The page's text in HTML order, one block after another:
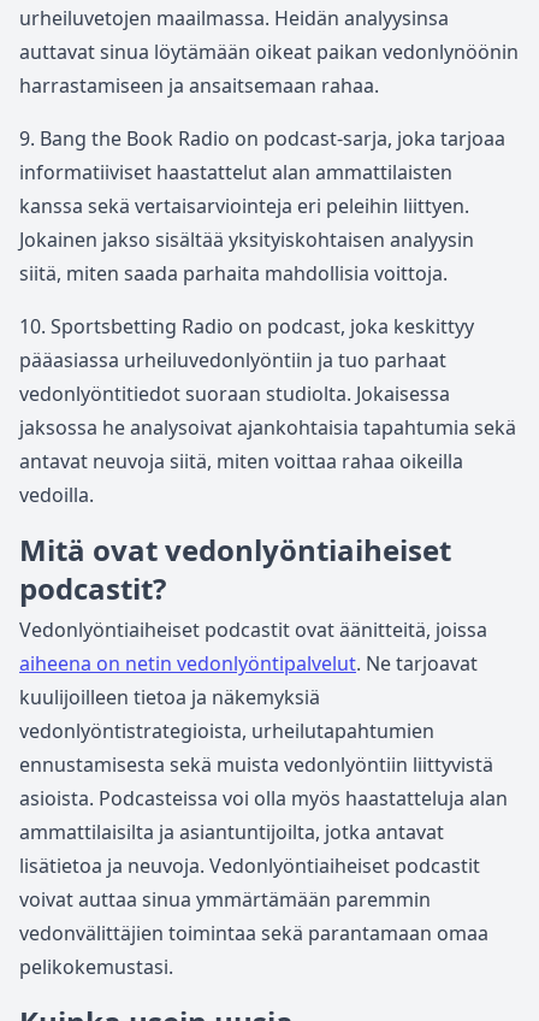
urheiluvetojen maailmassa. Heidän analyysinsa
auttavat sinua löytämään oikeat paikan vedonlynöönin
harrastamiseen ja ansaitsemaan rahaa.
9. Bang the Book Radio on podcast-sarja, joka tarjoaa
informatiiviset haastattelut alan ammattilaisten
kanssa sekä vertaisarviointeja eri peleihin liittyen.
Jokainen jakso sisältää yksityiskohtaisen analyysin
siitä, miten saada parhaita mahdollisia voittoja.
10. Sportsbetting Radio on podcast, joka keskittyy
pääasiassa urheiluvedonlyöntiin ja tuo parhaat
vedonlyöntitiedot suoraan studiolta. Jokaisessa
jaksossa he analysoivat ajankohtaisia tapahtumia sekä
antavat neuvoja siitä, miten voittaa rahaa oikeilla
vedoilla.
Mitä ovat vedonlyöntiaiheiset
podcastit?
Vedonlyöntiaiheiset podcastit ovat äänitteitä, joissa
aiheena on netin vedonlyöntipalvelut. Ne tarjoavat
kuulijoilleen tietoa ja näkemyksiä
vedonlyöntistrategioista, urheilutapahtumien
ennustamisesta sekä muista vedonlyöntiin liittyvistä
asioista. Podcasteissa voi olla myös haastatteluja alan
ammattilaisilta ja asiantuntijoilta, jotka antavat
lisätietoa ja neuvoja. Vedonlyöntiaiheiset podcastit
voivat auttaa sinua ymmärtämään paremmin
vedonvälittäjien toimintaa sekä parantamaan omaa
pelikokemustasi.